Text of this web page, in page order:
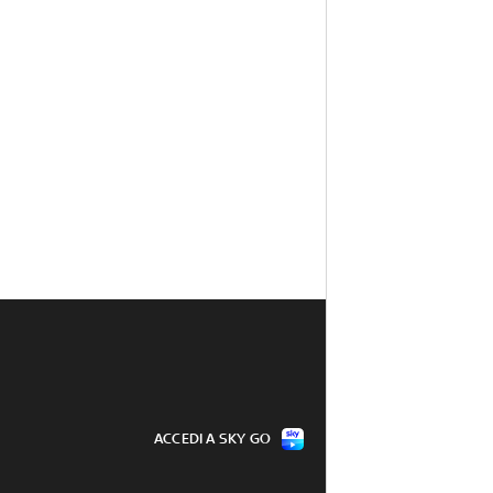
ACCEDI A SKY GO